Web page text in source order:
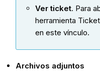
Ver ticket. Para
herramienta
en este vínculo.
Archivos adjuntos